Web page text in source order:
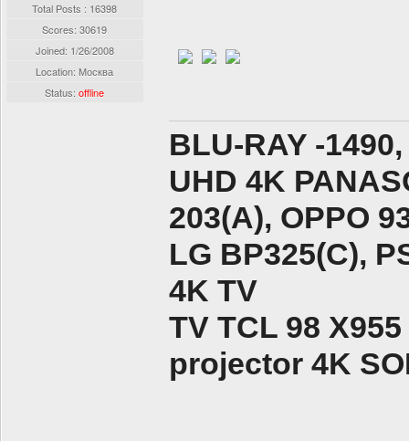
Total Posts : 16398
Scores: 30619
Joined: 1/26/2008
Location: Москва
Status:offline
BLU-RAY -
UHD 4K
203(A), ОPPO
LG BP325(C),
4K TV
TV TCL 98 X955
projector 4K